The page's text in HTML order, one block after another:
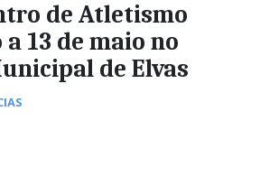
de Atletismo
13 de maio no
de Elvas